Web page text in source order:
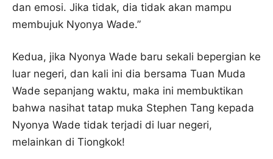
dan emosi. Jika tidak, dia tidak akan mampu
membujuk Nyonya Wade.”
Kedua, jika Nyonya Wade baru sekali bepergian ke
luar negeri, dan kali ini dia bersama Tuan Muda
Wade sepanjang waktu, maka ini membuktikan
bahwa nasihat tatap muka Stephen Tang kepada
Nyonya Wade tidak terjadi di luar negeri,
melainkan di Tiongkok!